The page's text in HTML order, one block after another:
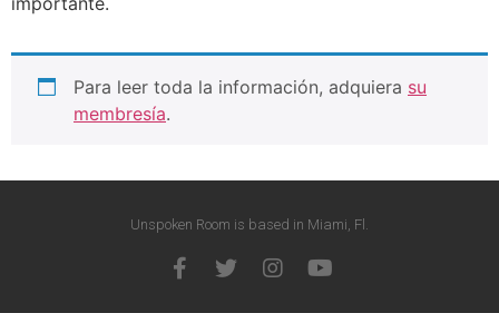
Para leer toda la información, adquiera su
membresía.
Unspoken Room is based in Miami, Fl.